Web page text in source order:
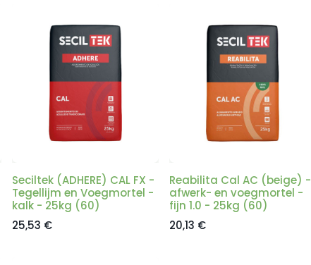
Seciltek (ADHERE) CAL FX -
Tegellijm en Voegmortel -
kalk - 25kg (60)
25,53 €
Reabilita Cal AC (beige) -
afwerk- en voegmortel -
fijn 1.0 - 25kg (60)
20,13 €